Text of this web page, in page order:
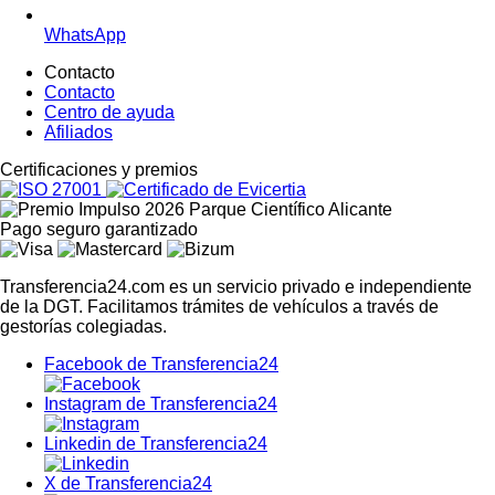
WhatsApp
Contacto
Contacto
Centro de ayuda
Afiliados
Certificaciones y premios
Pago seguro garantizado
Transferencia24.com es un servicio privado e independiente
de la DGT. Facilitamos trámites de vehículos a través de
gestorías colegiadas.
Facebook de Transferencia24
Instagram de Transferencia24
Linkedin de Transferencia24
X de Transferencia24